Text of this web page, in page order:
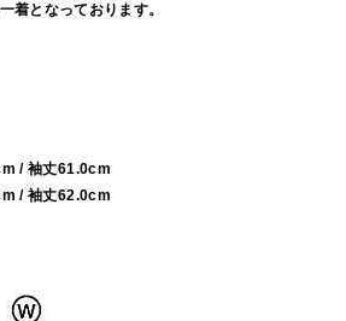
着となっております。
/ 袖丈61.0cm
/ 袖丈62.0cm